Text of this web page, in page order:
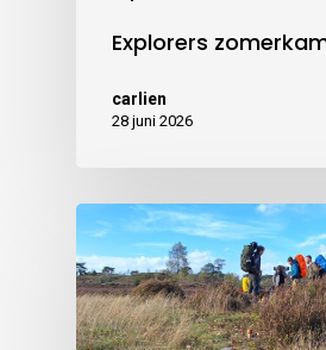
Explorers
carlien
28 juni 2026